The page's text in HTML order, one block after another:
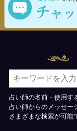
占い師の名前・使用す
占い師からのメッセー
さまざまな検索が可能